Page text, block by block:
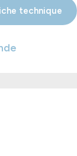
technique